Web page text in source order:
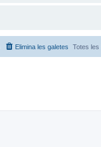
Totes
Elimina les galetes